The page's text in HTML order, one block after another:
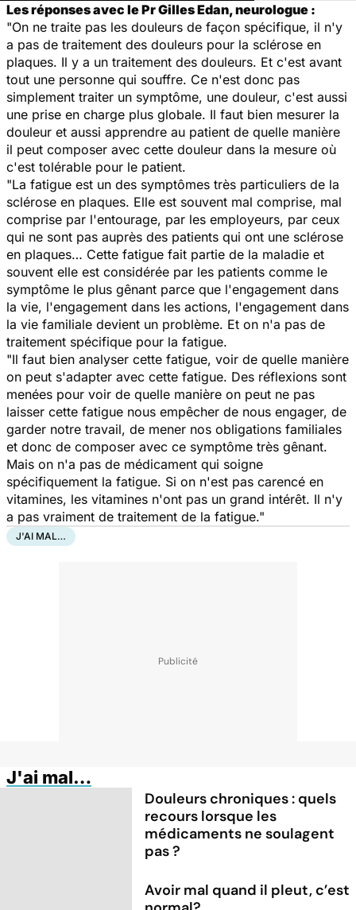
Les réponses avec le Pr Gilles Edan, neurologue :
"On ne traite pas les douleurs de façon spécifique, il n'y
a pas de traitement des douleurs pour la sclérose en
plaques. Il y a un traitement des douleurs. Et c'est avant
tout une personne qui souffre. Ce n'est donc pas
simplement traiter un symptôme, une douleur, c'est aussi
une prise en charge plus globale. Il faut bien mesurer la
douleur et aussi apprendre au patient de quelle manière
il peut composer avec cette douleur dans la mesure où
c'est tolérable pour le patient.
"La fatigue est un des symptômes très particuliers de la
sclérose en plaques. Elle est souvent mal comprise, mal
comprise par l'entourage, par les employeurs, par ceux
qui ne sont pas auprès des patients qui ont une sclérose
en plaques… Cette fatigue fait partie de la maladie et
souvent elle est considérée par les patients comme le
symptôme le plus gênant parce que l'engagement dans
la vie, l'engagement dans les actions, l'engagement dans
la vie familiale devient un problème. Et on n'a pas de
traitement spécifique pour la fatigue.
"Il faut bien analyser cette fatigue, voir de quelle manière
on peut s'adapter avec cette fatigue. Des réflexions sont
menées pour voir de quelle manière on peut ne pas
laisser cette fatigue nous empêcher de nous engager, de
garder notre travail, de mener nos obligations familiales
et donc de composer avec ce symptôme très gênant.
Mais on n'a pas de médicament qui soigne
spécifiquement la fatigue. Si on n'est pas carencé en
vitamines, les vitamines n'ont pas un grand intérêt. Il n'y
a pas vraiment de traitement de la fatigue."
J'AI MAL…
J'ai mal…
Douleurs chroniques : quels
recours lorsque les
médicaments ne soulagent
pas ?
Avoir mal quand il pleut, c’est